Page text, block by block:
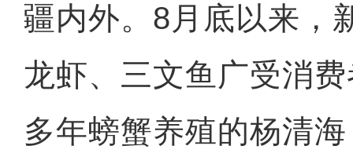
疆内外。8月底以来，
龙虾、三文鱼广受消
多年螃蟹养殖的杨清